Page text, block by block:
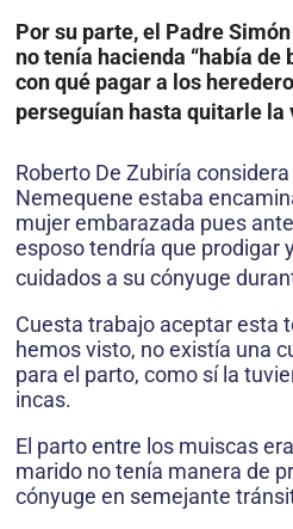
Por su parte, el Padre
no tenía hacienda “había
con qué pagar a los
perseguían hasta quitarle la
Roberto De Zubiría
Nemequene estaba
mujer embarazada pues
esposo tendría que prodigar
cuidados a su cónyuge
Cuesta trabajo aceptar esta
hemos visto, no existía una
para el parto, como sí la
incas.
El parto entre los muiscas
marido no tenía manera de
cónyuge en semejante